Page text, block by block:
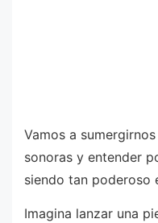
Vamos a
sonoras y entender
siendo tan poderoso
Imagina lanzar una